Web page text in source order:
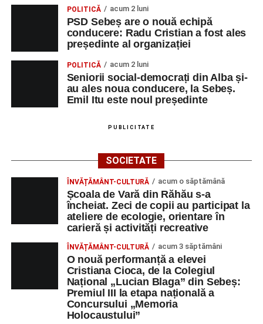
POLITICĂ acum 2 luni
PSD Sebeș are o nouă echipă
conducere: Radu Cristian a fost ales
președinte al organizației
POLITICĂ acum 2 luni
Seniorii social-democrați din Alba și-
au ales noua conducere, la Sebeș.
Emil Itu este noul președinte
PUBLICITATE
SOCIETATE
ÎNVĂȚĂMÂNT-CULTURĂ acum o săptămână
Școala de Vară din Răhău s-a
încheiat. Zeci de copii au participat la
ateliere de ecologie, orientare în
carieră și activități recreative
ÎNVĂȚĂMÂNT-CULTURĂ acum 3 săptămâni
O nouă performanță a elevei
Cristiana Cioca, de la Colegiul
Național „Lucian Blaga” din Sebeș:
Premiul III la etapa națională a
Concursului „Memoria
Holocaustului”